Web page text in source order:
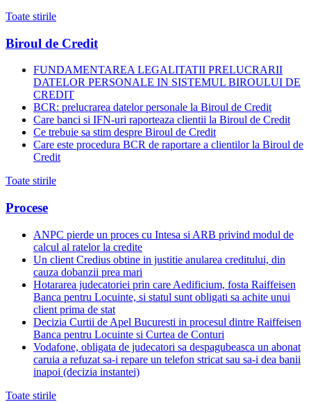
Toate stirile
Biroul de Credit
FUNDAMENTAREA LEGALITATII PRELUCRARII
DATELOR PERSONALE IN SISTEMUL BIROULUI DE
CREDIT
BCR: prelucrarea datelor personale la Biroul de Credit
Care banci si IFN-uri raporteaza clientii la Biroul de Credit
Ce trebuie sa stim despre Biroul de Credit
Care este procedura BCR de raportare a clientilor la Biroul de
Credit
Toate stirile
Procese
ANPC pierde un proces cu Intesa si ARB privind modul de
calcul al ratelor la credite
Un client Credius obtine in justitie anularea creditului, din
cauza dobanzii prea mari
Hotararea judecatoriei prin care Aedificium, fosta Raiffeisen
Banca pentru Locuinte, si statul sunt obligati sa achite unui
client prima de stat
Decizia Curtii de Apel Bucuresti in procesul dintre Raiffeisen
Banca pentru Locuinte si Curtea de Conturi
Vodafone, obligata de judecatori sa despagubeasca un abonat
caruia a refuzat sa-i repare un telefon stricat sau sa-i dea banii
inapoi (decizia instantei)
Toate stirile